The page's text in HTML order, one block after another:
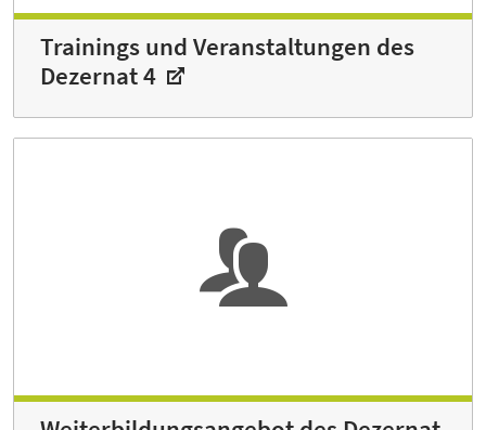
Trainings und Veranstaltungen des
Dezernat 4